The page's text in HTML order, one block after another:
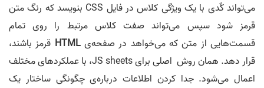
می‌تواند کٌدی با یک ویژگی کلاس در فایل CSS بنویسد که رنگ متن
قرمز شود سپس می‌تواند صفت کلاس مرتبط را روی تمام
قسمت‌هایی از متن که می‌خواهد در صفحه‌یHTML قرمز باشند،
قرار دهد. همان روش اصلی برای JS sheets، با عملکردهای مختلف
اعمال می‌شود. جدا کردن اطلاعات درباره‌ی چگونگی ساختار یک